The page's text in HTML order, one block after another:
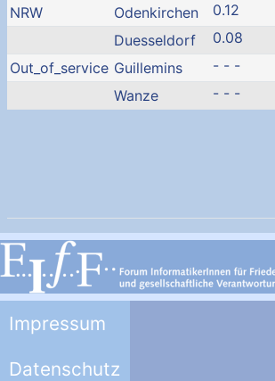
NRW
Odenkirchen
0.12
Duesseldorf
0.08
Out_of_service Guillemins
- - -
Wanze
- - -
Impressum
Datenschutz